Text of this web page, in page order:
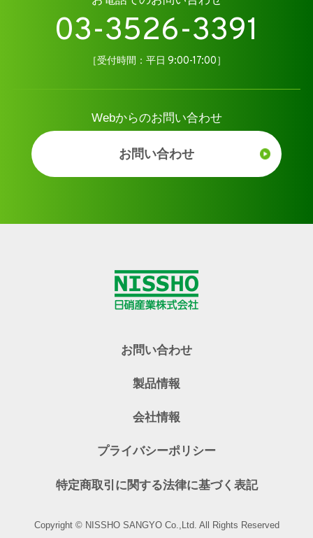
03-3526-3391
［受付時間：平日 9:00-17:00］
Webからのお問い合わせ
お問い合わせ
お問い合わせ
製品情報
会社情報
プライバシーポリシー
特定商取引に関する法律に基づく表記
Copyright © NISSHO SANGYO Co.,Ltd. All Rights Reserved